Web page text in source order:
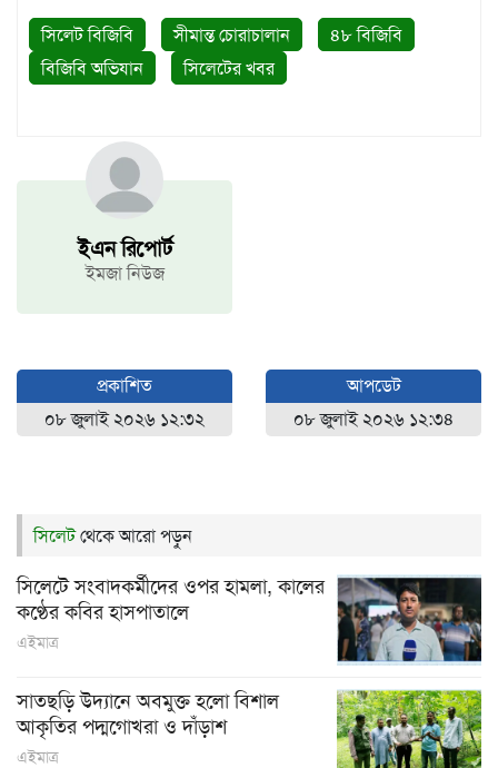
ইএন রিপোর্ট
ইমজা নিউজ
প্রকাশিত
০৮ জুলাই ২০২৬ ১২:৩২
আপডেট
০৮ জুলাই ২০২৬ ১২:৩৪
সিলেট বিজিবি সীমান্ত চোরাচালান
৪৮ বিজিবি
বিজিবি অভিযান
সিলেটের খবর
সিলেটথেকে আরো পড়ুন
সিলেটে সংবাদকর্মীদের ওপর হামলা, কালের
কণ্ঠের কবির হাসপাতালে
এইমাত্র
সাতছড়ি উদ্যানে অবমুক্ত হলো বিশাল
আকৃতির পদ্মগোখরা ও দাঁড়াশ
এইমাত্র